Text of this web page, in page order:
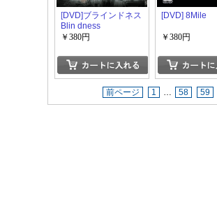
[DVD]ブラインドネス
Blin dness
￥380円
[DVD] 8Mile
￥380円
前ページ 1 … 58 59